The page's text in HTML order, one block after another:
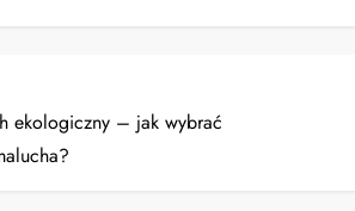
ekologiczny – jak wybrać